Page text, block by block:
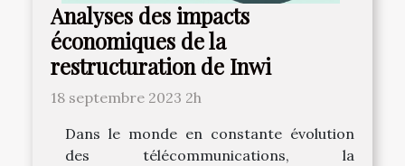
Analyses des impacts
économiques de la
restructuration de Inwi
18 septembre 2023 2h
Dans le monde en constante évolution
des télécommunications, la